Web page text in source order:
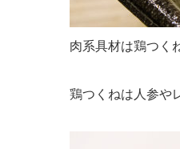
肉系具材は鶏つく
鶏つくねは人参や